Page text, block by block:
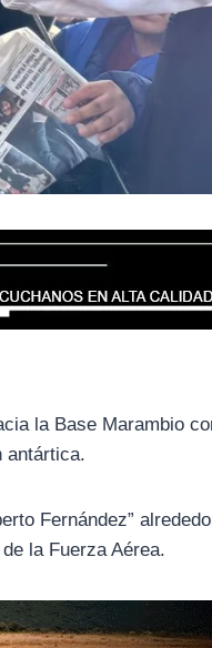
la Base Marambio
antártica.
Fernández”
la Fuerza Aérea.